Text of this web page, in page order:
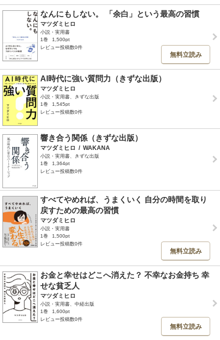
なんにもしない。 「余白」という最高の習慣
マツダミヒロ
小説・実用書
1巻
1,500pt
レビュー投稿数0件
無料立読み
AI時代に強い質問力（きずな出版）
マツダミヒロ
小説・実用書、きずな出版
1巻
1,545pt
レビュー投稿数0件
響き合う関係（きずな出版）
マツダミヒロ / WAKANA
小説・実用書、きずな出版
1巻
1,364pt
レビュー投稿数0件
すべてやめれば、うまくいく 自分の時間を取り
戻すための最高の習慣
マツダミヒロ
小説・実用書
1巻
1,500pt
レビュー投稿数0件
無料立読み
お金と幸せはどこへ消えた？ 不幸なお金持ち 幸
せな貧乏人
マツダミヒロ
小説・実用書、中経出版
1巻
1,600pt
レビュー投稿数0件
無料立読み